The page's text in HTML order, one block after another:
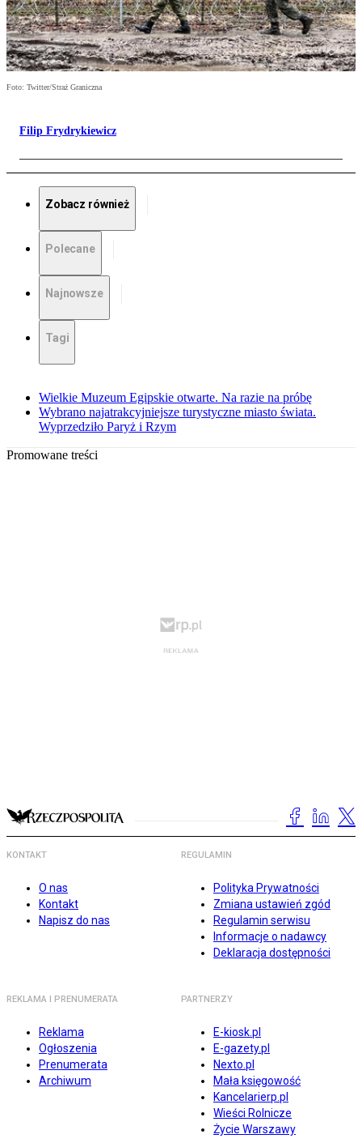
Foto: Twitter/Straż Graniczna
Filip Frydrykiewicz
Zobacz również
Polecane
Najnowsze
Tagi
Wielkie Muzeum Egipskie otwarte. Na razie na próbę
Wybrano najatrakcyjniejsze turystyczne miasto świata.
Wyprzedziło Paryż i Rzym
Promowane treści
KONTAKT
O nas
Kontakt
Napisz do nas
REGULAMIN
Polityka Prywatności
Zmiana ustawień zgód
Regulamin serwisu
Informacje o nadawcy
Deklaracja dostępności
REKLAMA I PRENUMERATA
Reklama
Ogłoszenia
Prenumerata
Archiwum
PARTNERZY
E-kiosk.pl
E-gazety.pl
Nexto.pl
Mała księgowość
Kancelarierp.pl
Wieści Rolnicze
Życie Warszawy